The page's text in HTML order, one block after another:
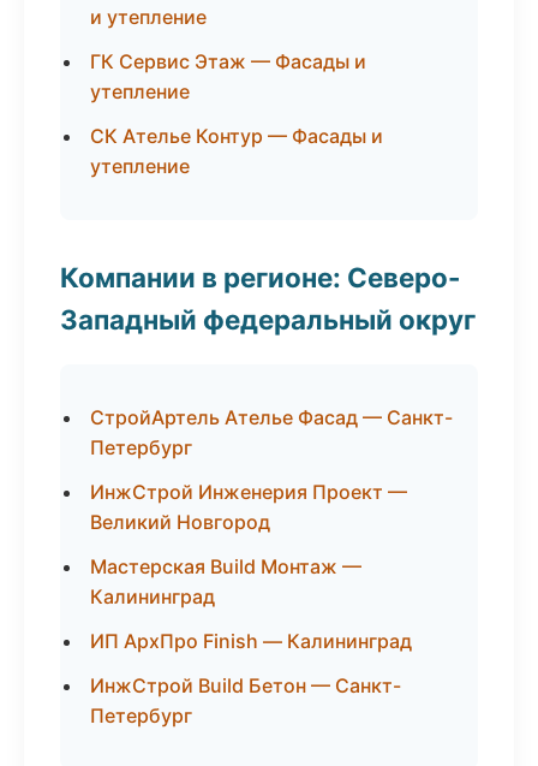
и утепление
ГК Сервис Этаж — Фасады и
утепление
СК Ателье Контур — Фасады и
утепление
Компании в регионе: Северо-
Западный федеральный округ
СтройАртель Ателье Фасад — Санкт-
Петербург
ИнжСтрой Инженерия Проект —
Великий Новгород
Мастерская Build Монтаж —
Калининград
ИП АрхПро Finish — Калининград
ИнжСтрой Build Бетон — Санкт-
Петербург